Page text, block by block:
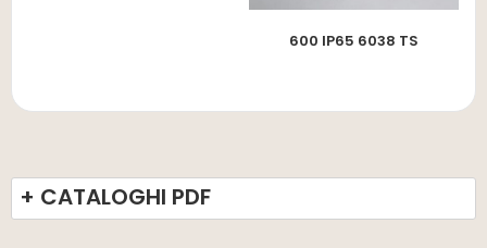
600 IP65 6038 TS
+ CATALOGHI PDF